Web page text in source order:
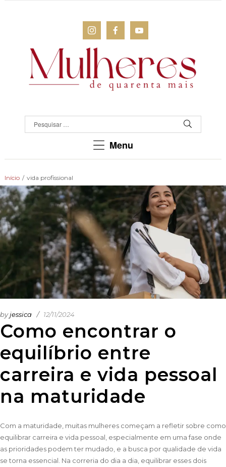
QUARENTA
chegaram
lá!
Menu
Início / vida profissional
Como encontrar o
equilíbrio entre
carreira e vida pessoal
na maturidade
byjessica 12/11/2024
Com a maturidade, muitas mulheres começam a refletir sobre como
equilibrar carreira e vida pessoal, especialmente em uma fase onde
as prioridades podem ter mudado, e a busca por qualidade de vida
se torna essencial. Na correria do dia a dia, equilibrar esses dois